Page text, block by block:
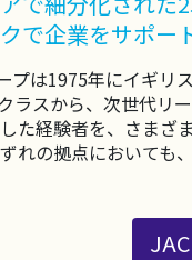
で企業をサポー
プは1975年にイギリ
ラスから、次世代リ
た経験者を、さまざ
れの拠点においても